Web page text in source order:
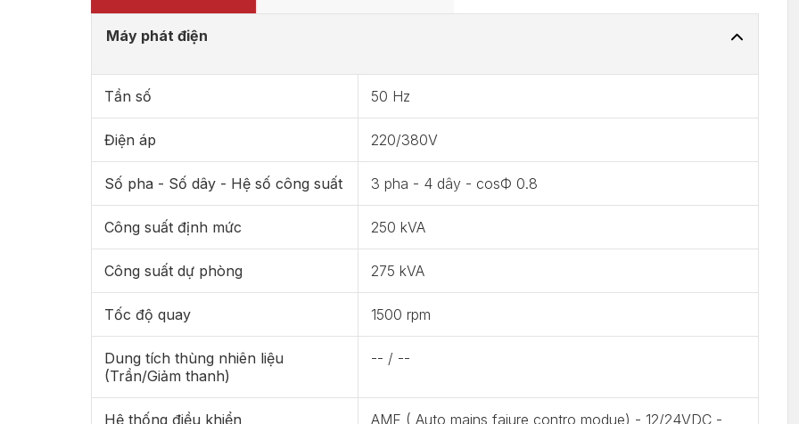
Máy phát điện
Tần số 50 Hz
Điện áp 220/380V
Số pha - Số dây - Hệ số công suất 3 pha - 4 dây - cosФ 0.8
Công suất định mức 250 kVA
Công suất dự phòng 275 kVA
Tốc độ quay 1500 rpm
Dung tích thùng nhiên liệu
(Trần/Giảm thanh)
-- / --
Hệ thống điều khiển
AMF ( Auto mains faiure contro modue) - 12/24VDC -